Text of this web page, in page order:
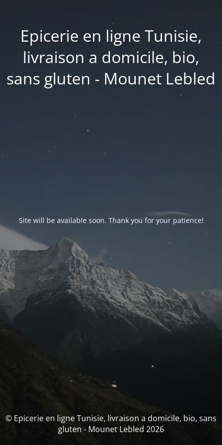
Epicerie en ligne Tunisie,
livraison a domicile, bio,
sans gluten - Mounet Lebled
Site will be available soon. Thank you for your patience!
© Epicerie en ligne Tunisie, livraison a domicile, bio, sans
gluten - Mounet Lebled 2026